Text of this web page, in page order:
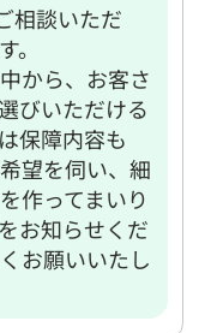
相談いただ
。
から、お客さ
びいただける
保障内容も
望を伺い、細
作ってまいり
お知らせくだ
お願いいたし